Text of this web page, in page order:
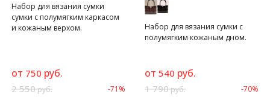
Набор для вязания сумки
сумки с полумягким каркасом
и кожаным верхом.
от 750 руб.
2 550руб. -71%
Набор для вязания сумки с
полумягким кожаным дном.
от 540 руб.
1 790руб. -70%